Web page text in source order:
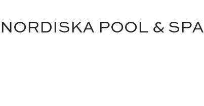
NORDISKA POOL & SPA